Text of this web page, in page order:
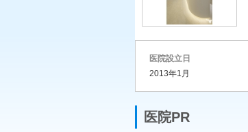
医院設立日
2013年1月
医院PR